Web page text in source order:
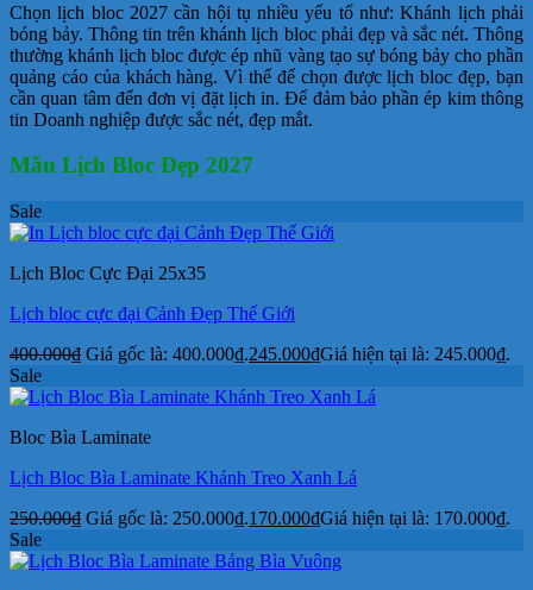
Chọn lịch bloc 2027 cần hội tụ nhiều yếu tố như: Khánh lịch phải
bóng bảy. Thông tin trên khánh lịch bloc phải đẹp và sắc nét. Thông
thường khánh lịch bloc được ép nhũ vàng tạo sự bóng bảy cho phần
quảng cáo của khách hàng. Vì thế để chọn được lịch bloc đẹp, bạn
cần quan tâm đến đơn vị đặt lịch in. Để đảm bảo phần ép kim thông
tin Doanh nghiệp được sắc nét, đẹp mắt.
Mẫu Lịch Bloc Đẹp 2027
Sale
Lịch Bloc Cực Đại 25x35
Lịch bloc cực đại Cảnh Đẹp Thế Giới
400.000₫ Giá gốc là: 400.000₫.245.000₫Giá hiện tại là: 245.000₫.
Sale
Bloc Bìa Laminate
Lịch Bloc Bìa Laminate Khánh Treo Xanh Lá
250.000₫ Giá gốc là: 250.000₫.170.000₫Giá hiện tại là: 170.000₫.
Sale